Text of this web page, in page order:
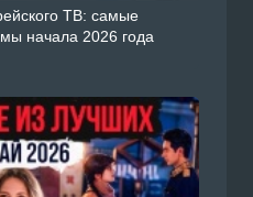
ТВ: самые
начала 2026 года